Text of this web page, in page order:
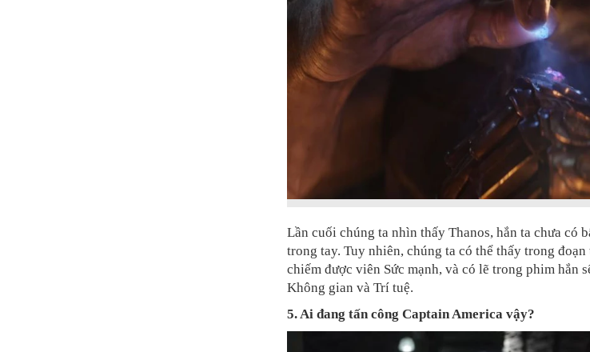
Lần cuối chúng ta nhìn thấy Thanos, hắn ta chưa có
trong tay. Tuy nhiên, chúng ta có thể thấy trong
chiếm được viên Sức mạnh, và có lẽ trong phim hắn
Không gian và Trí tuệ.
5. Ai đang tấn công Captain America vậy?